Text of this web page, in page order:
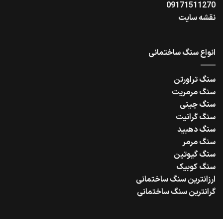
09171511270
نقشه سایت
انواع سنگ ساختمانی
سنگ تراورتن
سنگ مرمریت
سنگ چینی
سنگ گرانیت
سنگ دهبید
سنگ مرمر
سنگ گیوتین
سنگ کوبیک
ارزانترین سنگ ساختمانی
گرانترین سنگ ساختمانی